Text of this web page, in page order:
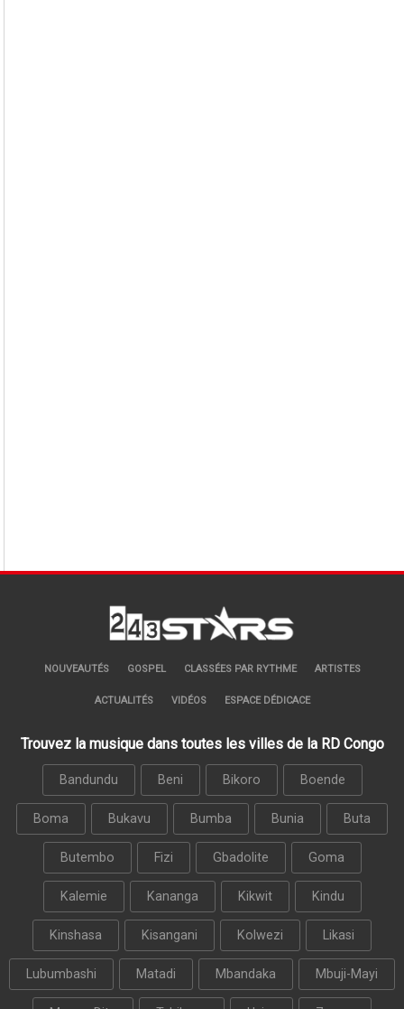
NOUVEAUTÉS GOSPEL CLASSÉES PAR RYTHME ARTISTES
ACTUALITÉS VIDÉOS ESPACE DÉDICACE
Trouvez la musique dans toutes les villes de la RD Congo
Bandundu Beni Bikoro Boende
Boma Bukavu Bumba Bunia Buta
Butembo Fizi Gbadolite Goma
Kalemie Kananga Kikwit Kindu
Kinshasa Kisangani Kolwezi Likasi
Lubumbashi Matadi Mbandaka Mbuji-Mayi